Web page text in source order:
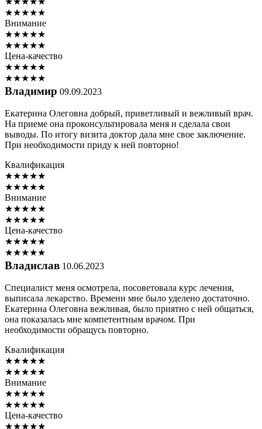
★★★★★
Внимание
★★★★★
★★★★★
Цена-качество
★★★★★
★★★★★
Владимир 09.09.2023
Екатерина Олеговна добрый, приветливый и вежливый врач.
На приеме она проконсультировала меня и сделала свои
выводы. По итогу визита доктор дала мне свое заключение.
При необходимости приду к ней повторно!
Квалификация
★★★★★
★★★★★
Внимание
★★★★★
★★★★★
Цена-качество
★★★★★
★★★★★
Владислав 10.06.2023
Специалист меня осмотрела, посоветовала курс лечения,
выписала лекарство. Времени мне было уделено достаточно.
Екатерина Олеговна вежливая, было приятно с ней общаться,
она показалась мне компетентным врачом. При
необходимости обращусь повторно.
Квалификация
★★★★★
★★★★★
Внимание
★★★★★
★★★★★
Цена-качество
★★★★★